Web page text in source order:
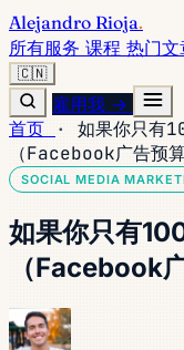
Alejandro Rioja.
所有服务 课程 热门文
🇨🇳
雇用我 →
首页 ·
如果你只有
（Facebook广告预算
SOCIAL MEDIA
如果你只有
（Facebook